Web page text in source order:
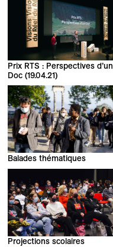
Prix RTS : Perspectives d’un
Doc (19.04.21)
Balades thématiques
Projections scolaires